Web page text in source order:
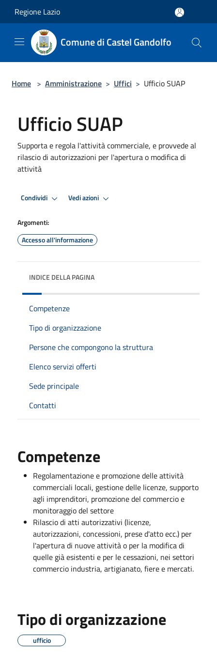
Regione Lazio
Comune di Castel Gandolfo
Home > Amministrazione > Uffici > Ufficio SUAP
Ufficio SUAP
Supporta e regola l'attività commerciale, e provvede al
rilascio di autorizzazioni per l'apertura o modifica di
attività
Condividi Vedi azioni
Argomenti:
Accesso all'informazione
INDICE DELLA PAGINA
Competenze
Tipo di organizzazione
Persone che compongono la struttura
Elenco servizi offerti
Sede principale
Contatti
Competenze
Regolamentazione e promozione delle attività
commerciali locali, gestione delle licenze, supporto
agli imprenditori, promozione del commercio e
monitoraggio del settore
Rilascio di atti autorizzativi (licenze,
autorizzazioni, concessioni, prese d'atto ecc.) per
l'apertura di nuove attività o per la modifica di
quelle già esistenti e per le cessazioni, nei settori
commercio industria, artigianato, fiere e mercati.
Tipo di organizzazione
ufficio